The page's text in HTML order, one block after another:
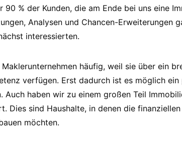
90 % der Kunden, die am Ende bei uns eine
Analysen und Chancen-Erweiterungen
interessierten.
häufig, weil sie über ein
verfügen. Erst dadurch ist es möglich
Auch haben wir zu einem großen Teil
Dies sind Haushalte, in denen die
möchten.